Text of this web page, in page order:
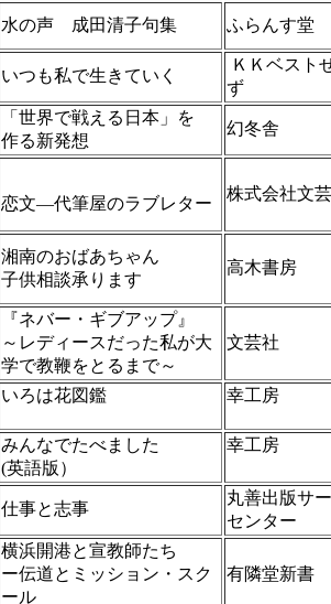
水の声 成田清子句集 ふらんす堂
いつも私で生きていく
ＫＫベスト
ず
「世界で戦える日本」を
作る新発想
幻冬舎
恋文―代筆屋のラブレター
株式会社文
湘南のおばあちゃん
子供相談承ります
高木書房
『ネバー・ギブアップ』
～レディースだった私が大
学で教鞭をとるまで～
文芸社
いろは花図鑑 幸工房
みんなでたべました
(英語版）
幸工房
仕事と志事
丸善出版サ
センター
横浜開港と宣教師たち
ー伝道とミッション・スク
ール
有隣堂新書